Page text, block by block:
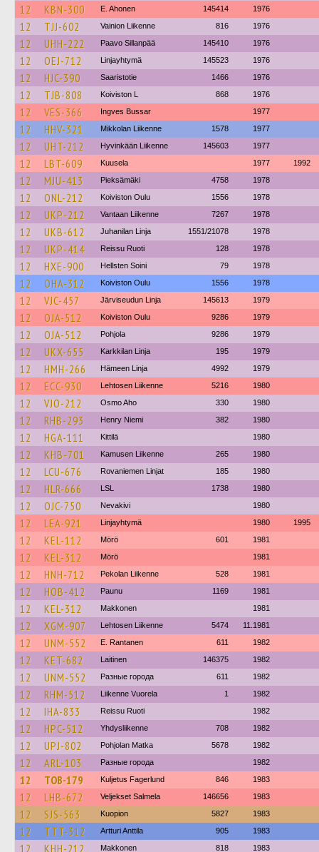
12 KBN-300 E. Ahonen 145414 1976
12 TJJ-602 Vainion Liikenne 816 1976
12 UHH-222 Paavo Sillanpää 145410 1976
12 OEJ-712 Linjayhtymä 145523 1976
12 HJC-390 Saaristotie 1466 1976
12 TJB-808 Koiviston L 868 1976
12 VES-366 Ingves Bussar 1977
12 HHV-321 Mikkolan Liikenne 1578 1977
12 UHT-212 Hyvinkään Liikenne 145603 1977
12 LBT-609 Kuusela 1977 1992
12 MJU-413 Pieksämäki 4758 1978
12 ONL-212 Koiviston Oulu 1556 1978
12 UKP-212 Vantaan Liikenne 7267 1978
12 UKB-612 Juhanilan Linja 1551/21078 1978
12 UKP-414 Reissu Ruoti 128 1978
12 HXE-900 Hellsten Soini 79 1978
12 OHA-312 Koiviston Oulu 1556 1978
12 VJC-457 Järviseudun Linja 145613 1979
12 OJA-512 Koiviston Oulu 9286 1979
12 OJA-512 Pohjola 9286 1979
12 UKX-655 Karkkilan Linja 195 1979
12 HMH-266 Hämeen Linja 4992 1979
12 ECC-930 Lehtosen Liikenne 5216 1980
12 VJO-212 Osmo Aho 330 1980
12 RHB-293 Henry Niemi 382 1980
12 HGA-111 Kittilä 1980
12 KHB-701 Kamusen Liikenne 265 1980
12 LCU-676 Rovaniemen Linjat 185 1980
12 HLR-666 LSL 1738 1980
12 OJC-750 Nevakivi 1980
12 LEA-921 Linjayhtymä 1980 1995
12 KEL-112 Mörö 601 1981
12 KEL-312 Mörö 1981
12 HNH-712 Pekolan Liikenne 528 1981
12 HOB-412 Paunu 1169 1981
12 KEL-312 Makkonen 1981
12 XGM-907 Lehtosen Liikenne 5474 11.1981
12 UNM-552 E. Rantanen 611 1982
12 KET-682 Laitinen 146375 1982
12 UNM-552 Разные города 611 1982
12 RHM-512 Liikenne Vuorela 1 1982
12 IHA-833 Reissu Ruoti 1982
12 HPC-512 Yhdysliikenne 708 1982
12 UPJ-802 Pohjolan Matka 5678 1982
12 ARL-103 Разные города 1982
12 TOB-179 Kuljetus Fagerlund 846 1983
12 LHB-672 Veljekset Salmela 146656 1983
12 SJS-563 Kuopion 5827 1983
12 TTT-312 Artturi Anttila 905 1983
12 KHH-212 Makkonen 818 1983